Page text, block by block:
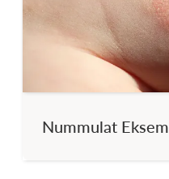
Nummulat Eksem